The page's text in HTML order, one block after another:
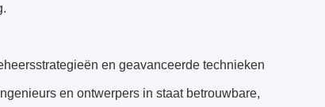
en geavanceerde technieken
en ontwerpers in staat betrouwbare,